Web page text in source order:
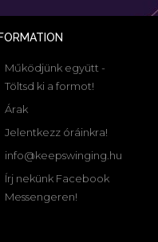
Működjünk együtt -
Töltsd ki a formot!
Árak
Jelentkezz óráinkra!
info@keepswinging.hu
Írj nekünk Facebook
Messengeren!